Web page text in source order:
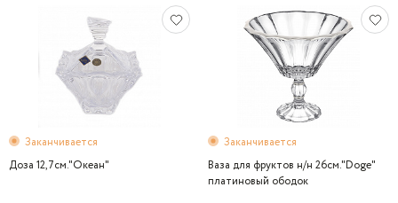
Заканчивается
Доза 12,7см."Океан"
Заканчивается
Ваза для фруктов н/н 26см."Doge"
платиновый ободок